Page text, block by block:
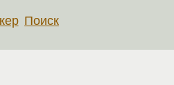
Поиск